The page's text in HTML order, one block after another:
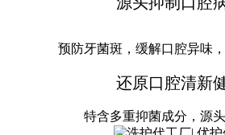
预防牙菌斑，缓解口腔异味
还原口腔清新
特含多重抑菌成分，源